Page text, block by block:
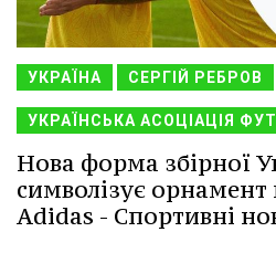
УКРАЇНА СЕРГІЙ РЕБРОВ
УКРАЇНСЬКА АСОЦІАЦІЯ
Нова форма збірної
символізує орнамент
Adidas - Спортивні